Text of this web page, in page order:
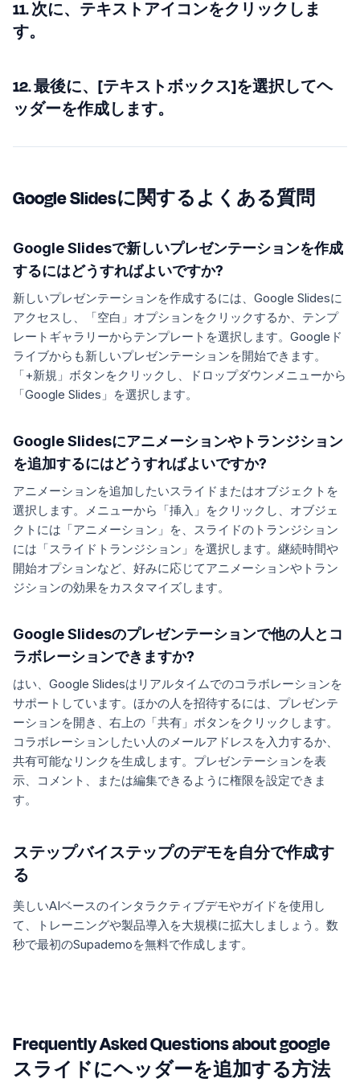
11. 次に、テキストアイコンをクリックしま
す。
12. 最後に、[テキストボックス]を選択してヘ
ッダーを作成します。
Google Slidesに関するよくある質問
Google Slidesで新しいプレゼンテーションを作成
するにはどうすればよいですか?
新しいプレゼンテーションを作成するには、Google Slidesに
アクセスし、「空白」オプションをクリックするか、テンプ
レートギャラリーからテンプレートを選択します。Googleド
ライブからも新しいプレゼンテーションを開始できます。
「+新規」ボタンをクリックし、ドロップダウンメニューから
「Google Slides」を選択します。
Google Slidesにアニメーションやトランジション
を追加するにはどうすればよいですか?
アニメーションを追加したいスライドまたはオブジェクトを
選択します。メニューから「挿入」をクリックし、オブジェ
クトには「アニメーション」を、スライドのトランジション
には「スライドトランジション」を選択します。継続時間や
開始オプションなど、好みに応じてアニメーションやトラン
ジションの効果をカスタマイズします。
Google Slidesのプレゼンテーションで他の人とコ
ラボレーションできますか?
はい、Google Slidesはリアルタイムでのコラボレーションを
サポートしています。ほかの人を招待するには、プレゼンテ
ーションを開き、右上の「共有」ボタンをクリックします。
コラボレーションしたい人のメールアドレスを入力するか、
共有可能なリンクを生成します。プレゼンテーションを表
示、コメント、または編集できるように権限を設定できま
す。
ステップバイステップのデモを自分で作成す
る
美しいAIベースのインタラクティブデモやガイドを使用し
て、トレーニングや製品導入を大規模に拡大しましょう。数
秒で最初のSupademoを無料で作成します。
Frequently Asked Questions about google
スライドにヘッダーを追加する方法